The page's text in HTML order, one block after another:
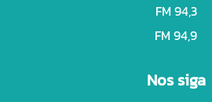
FM 94,3
FM 94,9
Nos siga